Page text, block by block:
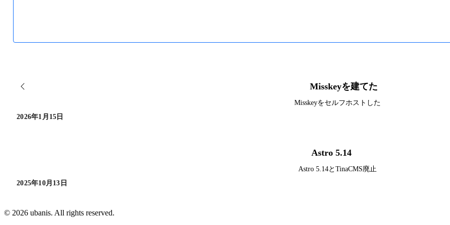
Misskeyを建てた
Misskeyをセルフホストした
2026年1月15日
Astro 5.14
Astro 5.14とTinaCMS廃止
2025年10月13日
© 2026 ubanis. All rights reserved.